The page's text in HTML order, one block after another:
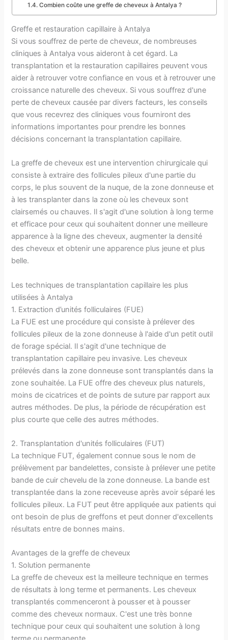
Combien coûte une greffe de cheveux à Antalya ?
Greffe et restauration capillaire à Antalya
Si vous souffrez de perte de cheveux, de nombreuses
cliniques à Antalya vous aideront à cet égard. La
transplantation et la restauration capillaires peuvent vous
aider à retrouver votre confiance en vous et à retrouver une
croissance naturelle des cheveux. Si vous souffrez d'une
perte de cheveux causée par divers facteurs, les conseils
que vous recevrez des cliniques vous fourniront des
informations importantes pour prendre les bonnes
décisions concernant la transplantation capillaire.
La greffe de cheveux est une intervention chirurgicale qui
consiste à extraire des follicules pileux d'une partie du
corps, le plus souvent de la nuque, de la zone donneuse et
à les transplanter dans la zone où les cheveux sont
clairsemés ou chauves. Il s'agit d'une solution à long terme
et efficace pour ceux qui souhaitent donner une meilleure
apparence à la ligne des cheveux, augmenter la densité
des cheveux et obtenir une apparence plus jeune et plus
belle.
Les techniques de transplantation capillaire les plus
utilisées à Antalya
1. Extraction d’unités folliculaires (FUE)
La FUE est une procédure qui consiste à prélever des
follicules pileux de la zone donneuse à l'aide d'un petit outil
de forage spécial. Il s'agit d'une technique de
transplantation capillaire peu invasive. Les cheveux
prélevés dans la zone donneuse sont transplantés dans la
zone souhaitée. La FUE offre des cheveux plus naturels,
moins de cicatrices et de points de suture par rapport aux
autres méthodes. De plus, la période de récupération est
plus courte que celle des autres méthodes.
2. Transplantation d'unités folliculaires (FUT)
La technique FUT, également connue sous le nom de
prélèvement par bandelettes, consiste à prélever une petite
bande de cuir chevelu de la zone donneuse. La bande est
transplantée dans la zone receveuse après avoir séparé les
follicules pileux. La FUT peut être appliquée aux patients qui
ont besoin de plus de greffons et peut donner d'excellents
résultats entre de bonnes mains.
Avantages de la greffe de cheveux
1. Solution permanente
La greffe de cheveux est la meilleure technique en termes
de résultats à long terme et permanents. Les cheveux
transplantés commenceront à pousser et à pousser
comme des cheveux normaux. C'est une très bonne
technique pour ceux qui souhaitent une solution à long